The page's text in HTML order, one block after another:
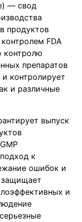
— свод
продуктов
FDA
контролю
препаратов
контролирует
и различные
выпуск
к
ошибок и
защищает
и